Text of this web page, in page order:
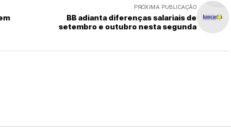
PRÓXIMA PUBLICAÇÃO
BB adianta diferenças salariais de
setembro e outubro nesta segunda